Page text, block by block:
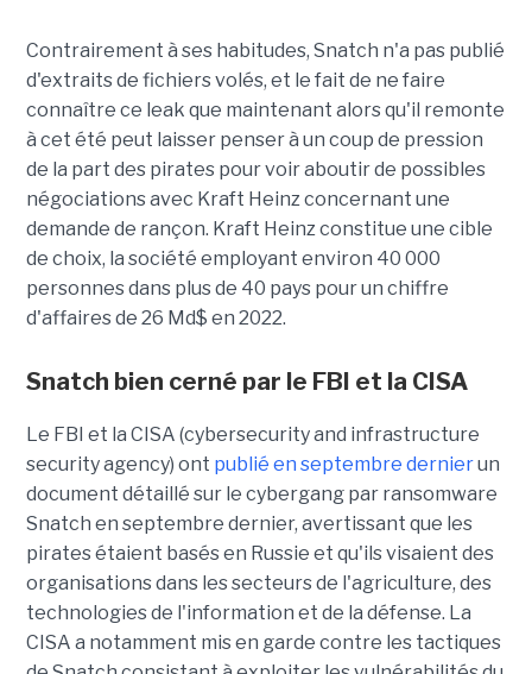
Contrairement à ses habitudes, Snatch n'a pas publié
d'extraits de fichiers volés, et le fait de ne faire
connaître ce leak que maintenant alors qu'il remonte
à cet été peut laisser penser à un coup de pression
de la part des pirates pour voir aboutir de possibles
négociations avec Kraft Heinz concernant une
demande de rançon. Kraft Heinz constitue une cible
de choix, la société employant environ 40 000
personnes dans plus de 40 pays pour un chiffre
d'affaires de 26 Md$ en 2022.
Snatch bien cerné par le FBI et la CISA
Le FBI et la CISA (cybersecurity and infrastructure
security agency) ont publié en septembre dernierun
document détaillé sur le cybergang par ransomware
Snatch en septembre dernier, avertissant que les
pirates étaient basés en Russie et qu'ils visaient des
organisations dans les secteurs de l'agriculture, des
technologies de l'information et de la défense. La
CISA a notamment mis en garde contre les tactiques